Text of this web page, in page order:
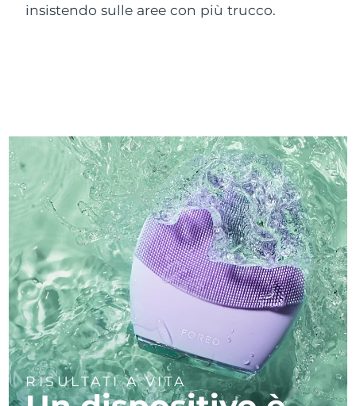
insistendo sulle aree con più trucco.
RISULTATI A VITA